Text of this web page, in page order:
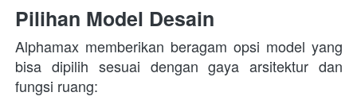
Pilihan Model Desain
Alphamax memberikan beragam opsi model yang
bisa dipilih sesuai dengan gaya arsitektur dan
fungsi ruang: